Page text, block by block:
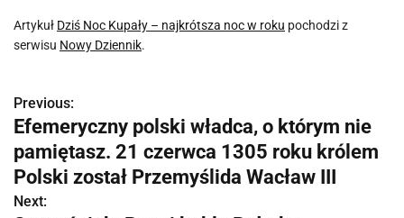
Artykuł Dziś Noc Kupały – najkrótsza noc w roku pochodzi z
serwisu Nowy Dziennik.
N
a
w
i
Previous:
Efemeryczny polski władca, o którym nie
pamiętasz. 21 czerwca 1305 roku królem
Polski został Przemyślida Wacław III
Next: